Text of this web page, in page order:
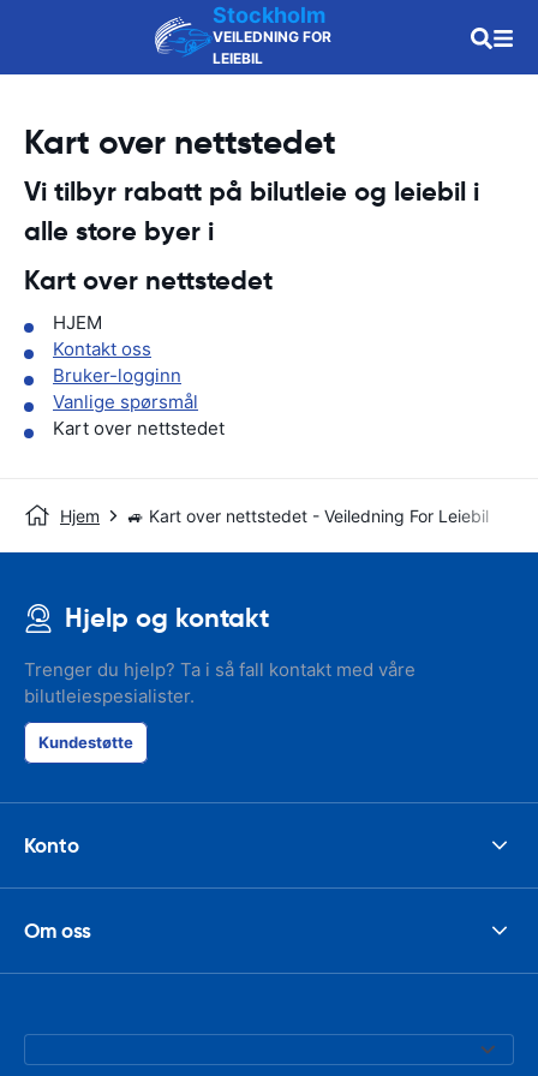
Stockholm
VEILEDNING FOR
LEIEBIL
Kart over nettstedet
Vi tilbyr rabatt på bilutleie og leiebil i
alle store byer i
Kart over nettstedet
HJEM
Kontakt oss
Bruker-logginn
Vanlige spørsmål
Kart over nettstedet
Hjem 🚙 Kart over nettstedet - Veiledning For Leiebil
Hjelp og kontakt
Trenger du hjelp? Ta i så fall kontakt med våre
bilutleiespesialister.
Kundestøtte
Konto
Om oss